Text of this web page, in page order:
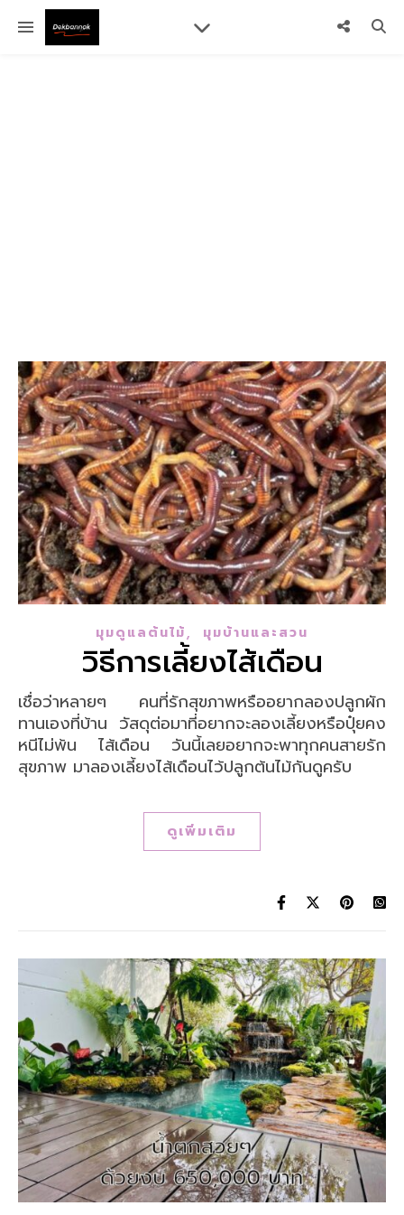
มุมดูแลต้นไม้, มุมบ้านและสวน
วิธีการเลี้ยงไส้เดือน
เชื่อว่าหลายๆ คนที่รักสุขภาพหรืออยากลองปลูกผัก
ทานเองที่บ้าน วัสดุต่อมาที่อยากจะลองเลี้ยงหรือปุ๋ยคง
หนีไม่พ้น ไส้เดือน วันนี้เลยอยากจะพาทุกคนสายรัก
สุขภาพ มาลองเลี้ยงไส้เดือนไว้ปลูกต้นไม้กันดูครับ
ดูเพิ่มเติม